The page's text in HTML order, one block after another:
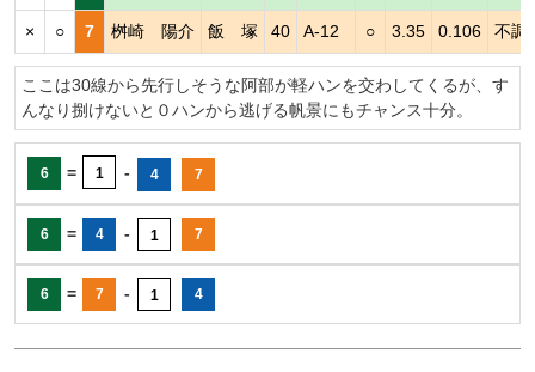
× ○ 7 桝崎 陽介 飯 塚 40 A-12 ○ 3.35 0.106 不調
ここは30線から先行しそうな阿部が軽ハンを交わしてくるが、す
んなり捌けないと０ハンから逃げる帆景にもチャンス十分。
6 = 1 - 4 7
6 = 4 - 1 7
6 = 7 - 1 4